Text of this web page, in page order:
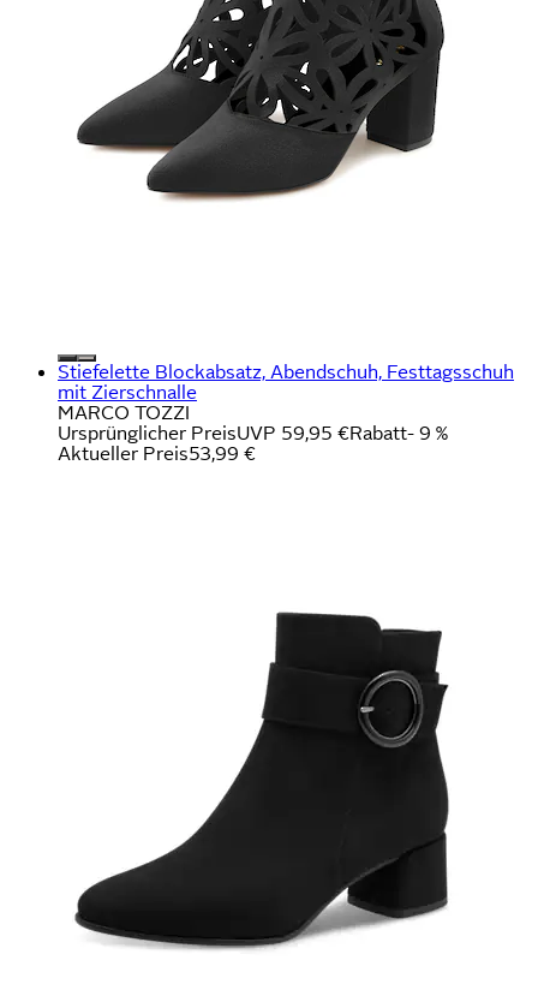
Stiefelette Blockabsatz, Abendschuh, Festtagsschuh
mit Zierschnalle
MARCO TOZZI
Ursprünglicher PreisUVP 59,95 €Rabatt- 9 %
Aktueller Preis53,99 €